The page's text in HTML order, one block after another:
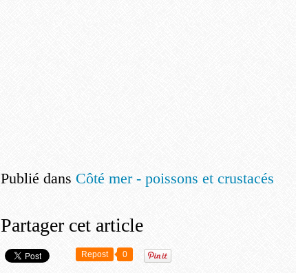
Publié dans Côté mer - poissons et crustacés
Partager cet article
Repost 0